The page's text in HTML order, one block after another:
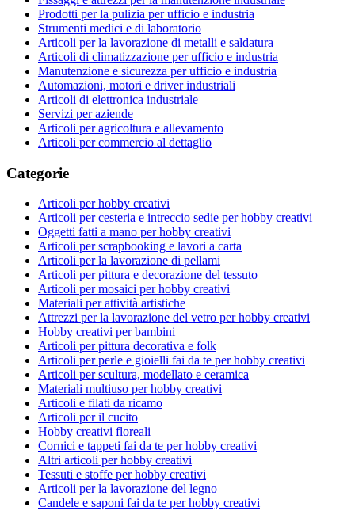
Prodotti per la pulizia per ufficio e industria
Strumenti medici e di laboratorio
Articoli per la lavorazione di metalli e saldatura
Articoli di climatizzazione per ufficio e industria
Manutenzione e sicurezza per ufficio e industria
Automazioni, motori e driver industriali
Articoli di elettronica industriale
Servizi per aziende
Articoli per agricoltura e allevamento
Articoli per commercio al dettaglio
Categorie
Articoli per hobby creativi
Articoli per cesteria e intreccio sedie per hobby creativi
Oggetti fatti a mano per hobby creativi
Articoli per scrapbooking e lavori a carta
Articoli per la lavorazione di pellami
Articoli per pittura e decorazione del tessuto
Articoli per mosaici per hobby creativi
Materiali per attività artistiche
Attrezzi per la lavorazione del vetro per hobby creativi
Hobby creativi per bambini
Articoli per pittura decorativa e folk
Articoli per perle e gioielli fai da te per hobby creativi
Articoli per scultura, modellato e ceramica
Materiali multiuso per hobby creativi
Articoli e filati da ricamo
Articoli per il cucito
Hobby creativi floreali
Cornici e tappeti fai da te per hobby creativi
Altri articoli per hobby creativi
Tessuti e stoffe per hobby creativi
Articoli per la lavorazione del legno
Candele e saponi fai da te per hobby creativi